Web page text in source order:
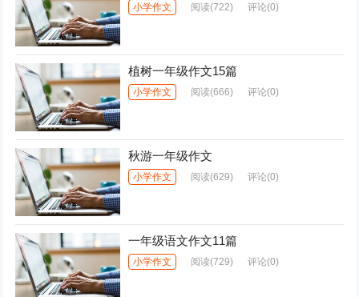
小学作文 阅读(722) 评论(0)
植树一年级作文15篇
小学作文 阅读(666) 评论(0)
秋游一年级作文
小学作文 阅读(629) 评论(0)
一年级语文作文11篇
小学作文 阅读(729) 评论(0)